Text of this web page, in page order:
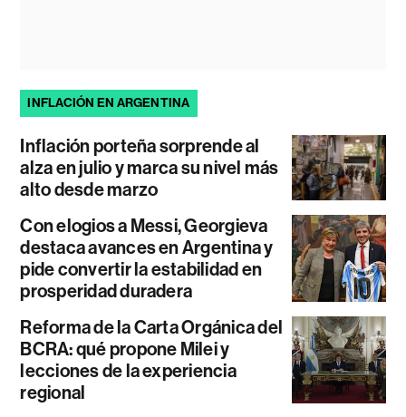
INFLACIÓN EN ARGENTINA
Inflación porteña sorprende al
alza en julio y marca su nivel más
alto desde marzo
Con elogios a Messi, Georgieva
destaca avances en Argentina y
pide convertir la estabilidad en
prosperidad duradera
Reforma de la Carta Orgánica del
BCRA: qué propone Milei y
lecciones de la experiencia
regional